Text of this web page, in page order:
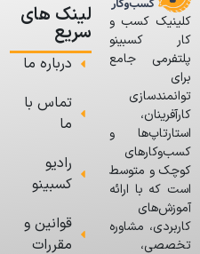
کلینیک کسب و
کار کسبینو
پلتفرمی جامع
برای
توانمندسازی
کارآفرینان،
استارتاپ‌ها و
کسب‌وکارهای
کوچک و متوسط
است که با ارائه
آموزش‌های
کاربردی، مشاوره
تخصصی،
لینک های
سریع
درباره ما
تماس با
ما
رادیو
کسبینو
قوانین و
مقررات